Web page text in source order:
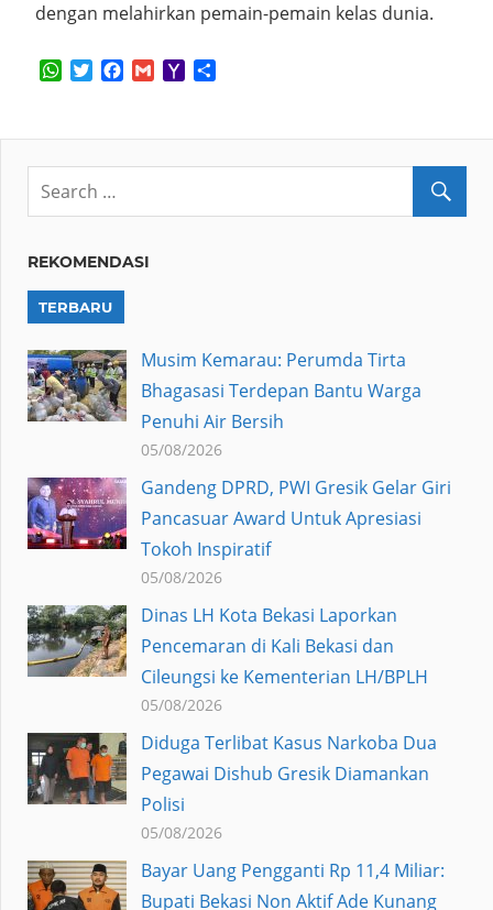
dengan melahirkan pemain-pemain kelas dunia.
WhatsApp
TwitterFacebook
GmailYahoo
REKOMENDASI
TERBARU
Musim Kemarau: Perumda Tirta
Bhagasasi Terdepan Bantu Warga
Penuhi Air Bersih
05/08/2026
Gandeng DPRD, PWI Gresik Gelar Giri
Pancasuar Award Untuk Apresiasi
Tokoh Inspiratif
05/08/2026
Dinas LH Kota Bekasi Laporkan
Pencemaran di Kali Bekasi dan
Cileungsi ke Kementerian LH/BPLH
05/08/2026
Diduga Terlibat Kasus Narkoba Dua
Pegawai Dishub Gresik Diamankan
Polisi
05/08/2026
Bayar Uang Pengganti Rp 11,4 Miliar:
Bupati Bekasi Non Aktif Ade Kunang